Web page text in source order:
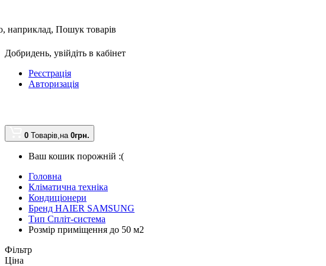
наприклад, Пошук товарів
Добридень, увійдіть в кабінет
Реєстрація
Авторизація
0 Товарів,на 0грн.
Ваш кошик порожній :(
Головна
Кліматична техніка
Кондиціонери
Бренд HAIER SAMSUNG
Тип Спліт-система
Розмір приміщення до 50 м2
Фільтр
Ціна